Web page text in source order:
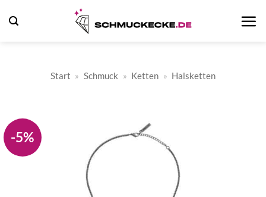
Inhalt
Start » Schmuck » Ketten » Halsketten
-5%